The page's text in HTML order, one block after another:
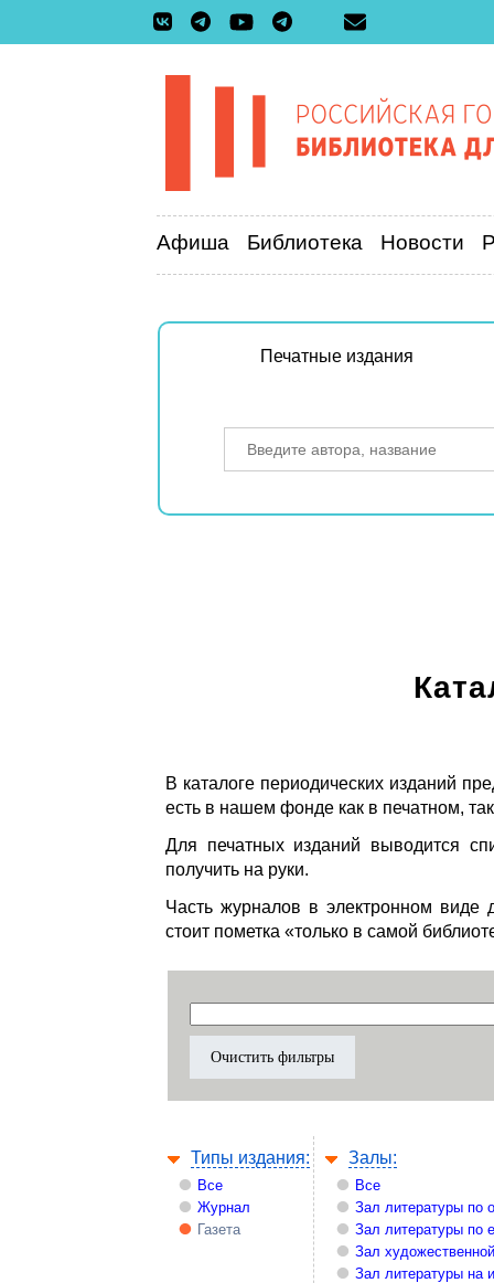
Афиша Библиотека Новости
Печатные издания
В каталоге периодических изданий
есть в нашем фонде как в печатном,
Для печатных изданий выводится
получить на руки.
Часть журналов в электронном виде
стоит пометка «только в самой
Типы издания:
Все
Журнал
Газета
Залы:
Все
Зал литературы по
Зал литературы по
Зал
Зал литературы на